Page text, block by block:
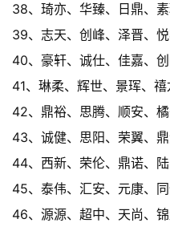
38、琦亦、华臻、日鼎、
39、志天、创峰、泽晋、
40、豪轩、诚仕、佳嘉、
41、琳柔、辉世、景珲、
42、鼎裕、思腾、顺安、
43、诚健、思阳、荣翼、
44、西新、荣伦、鼎诺、
45、泰伟、汇安、元康、
46、源源、超中、天尚、